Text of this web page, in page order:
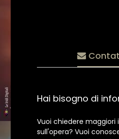
Hai bisogno di
Vuoi chiedere maggiori
sull'opera? Vuoi